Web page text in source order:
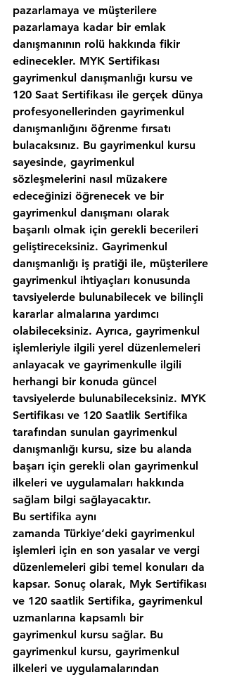
pazarlamaya ve müşterilere
pazarlamaya kadar bir emlak
danışmanının rolü hakkında fikir
edinecekler. MYK Sertifikası
gayrimenkul danışmanlığı kursu ve
120 Saat Sertifikası ile gerçek dünya
profesyonellerinden gayrimenkul
danışmanlığını öğrenme fırsatı
bulacaksınız. Bu gayrimenkul kursu
sayesinde, gayrimenkul
sözleşmelerini nasıl müzakere
edeceğinizi öğrenecek ve bir
gayrimenkul danışmanı olarak
başarılı olmak için gerekli becerileri
geliştireceksiniz. Gayrimenkul
danışmanlığı iş pratiği ile, müşterilere
gayrimenkul ihtiyaçları konusunda
tavsiyelerde bulunabilecek ve bilinçli
kararlar almalarına yardımcı
olabileceksiniz. Ayrıca, gayrimenkul
işlemleriyle ilgili yerel düzenlemeleri
anlayacak ve gayrimenkulle ilgili
herhangi bir konuda güncel
tavsiyelerde bulunabileceksiniz. MYK
Sertifikası ve 120 Saatlik Sertifika
tarafından sunulan gayrimenkul
danışmanlığı kursu, size bu alanda
başarı için gerekli olan gayrimenkul
ilkeleri ve uygulamaları hakkında
sağlam bilgi sağlayacaktır.
Bu sertifika aynı
zamanda Türkiye‘deki gayrimenkul
işlemleri için en son yasalar ve vergi
düzenlemeleri gibi temel konuları da
kapsar. Sonuç olarak, Myk Sertifikası
ve 120 saatlik Sertifika, gayrimenkul
uzmanlarına kapsamlı bir
gayrimenkul kursu sağlar. Bu
gayrimenkul kursu, gayrimenkul
ilkeleri ve uygulamalarından